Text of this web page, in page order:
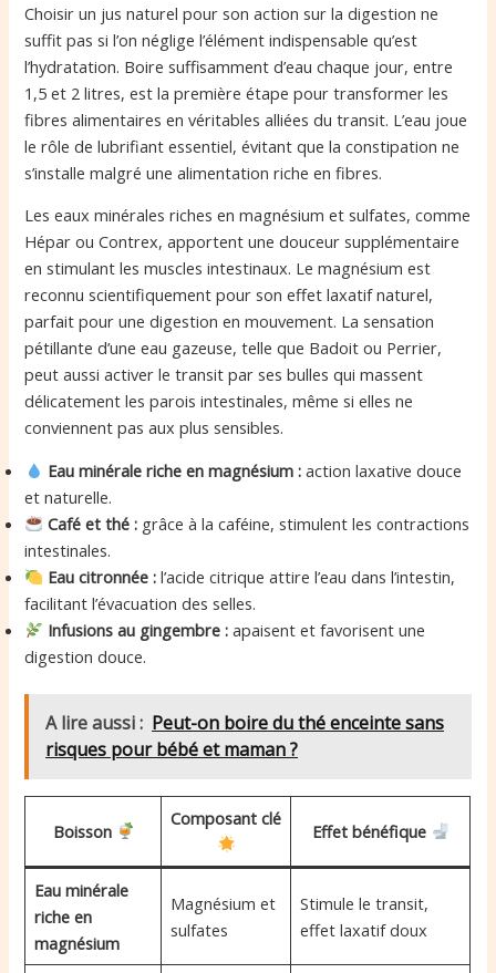
Choisir un jus naturel pour son action sur la digestion ne
suffit pas si l’on néglige l’élément indispensable qu’est
l’hydratation. Boire suffisamment d’eau chaque jour, entre
1,5 et 2 litres, est la première étape pour transformer les
fibres alimentaires en véritables alliées du transit. L’eau joue
le rôle de lubrifiant essentiel, évitant que la constipation ne
s’installe malgré une alimentation riche en fibres.
Les eaux minérales riches en magnésium et sulfates, comme
Hépar ou Contrex, apportent une douceur supplémentaire
en stimulant les muscles intestinaux. Le magnésium est
reconnu scientifiquement pour son effet laxatif naturel,
parfait pour une digestion en mouvement. La sensation
pétillante d’une eau gazeuse, telle que Badoit ou Perrier,
peut aussi activer le transit par ses bulles qui massent
délicatement les parois intestinales, même si elles ne
conviennent pas aux plus sensibles.
Eau minérale riche en magnésium : action laxative douce
et naturelle.
Café et thé : grâce à la caféine, stimulent les contractions
intestinales.
Eau citronnée : l’acide citrique attire l’eau dans l’intestin,
facilitant l’évacuation des selles.
Infusions au gingembre : apaisent et favorisent une
digestion douce.
A lire aussi : Peut-on boire du thé enceinte sans
risques pour bébé et maman ?
Boisson
Composant clé
Effet bénéfique
Eau minérale
riche en
magnésium
Magnésium et
sulfates
Stimule le transit,
effet laxatif doux